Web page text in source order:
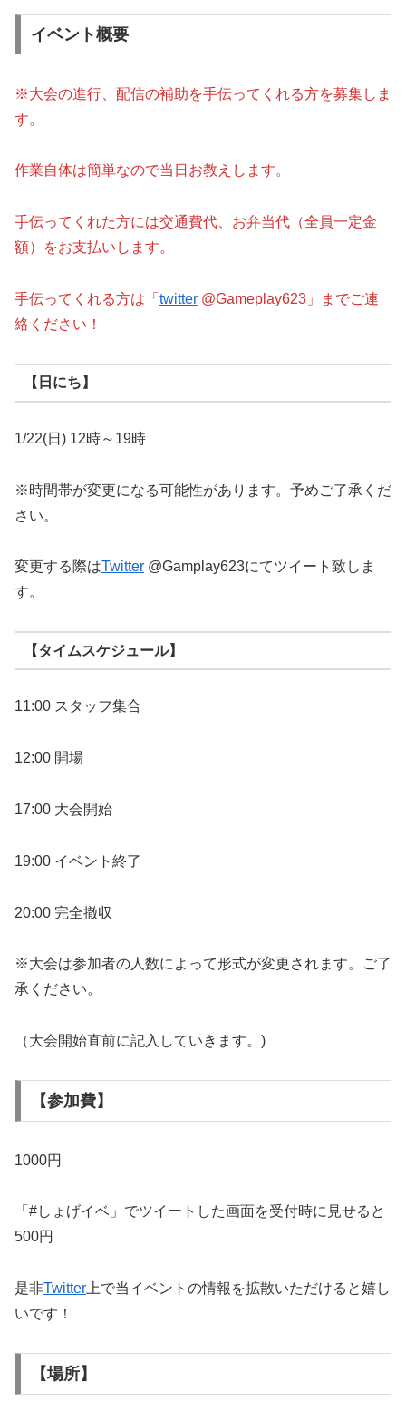
イベント概要
※大会の進行、配信の補助を手伝ってくれる方を募集しま
す。
作業自体は簡単なので当日お教えします。
手伝ってくれた方には交通費代、お弁当代（全員一定金
額）をお支払いします。
手伝ってくれる方は「 twitter @Gameplay623」までご連
絡ください！
【日にち】
1/22(日) 12時～19時
※時間帯が変更になる可能性があります。予めご了承くだ
さい。
変更する際はTwitter @Gamplay623にてツイート致しま
す。
【タイムスケジュール】
11:00 スタッフ集合
12:00 開場
17:00 大会開始
19:00 イベント終了
20:00 完全撤収
※大会は参加者の人数によって形式が変更されます。ご了
承ください。
（大会開始直前に記入していきます。)
【参加費】
1000円
「#しょげイベ」でツイートした画面を受付時に見せると
500円
是非Twitter 上で当イベントの情報を拡散いただけると嬉し
いです！
【場所】